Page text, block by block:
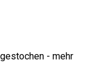
- mehr